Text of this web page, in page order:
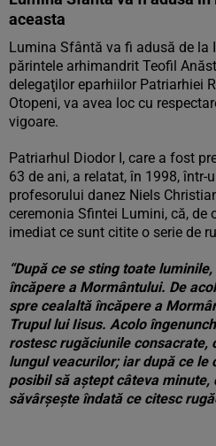
aceasta
Lumina Sfântă va fi adusă de la
părintele arhimandrit Teofil
delegaţilor eparhiilor Patriarhiei
Otopeni, va avea loc cu
vigoare.
Patriarhul Diodor I, care a fost
63 de ani, a relatat, în 1998, într-
profesorului danez Niels
ceremonia Sfintei Lumini, că, de
imediat ce sunt citite o serie de
“După ce se sting toate
încăpere a Mormântului. De
spre cealaltă încăpere a
Trupul lui Iisus. Acolo
rostesc rugăciunile consacrate,
lungul veacurilor; iar după ce le
posibil să aştept câteva minute,
săvârşeşte îndată ce citesc